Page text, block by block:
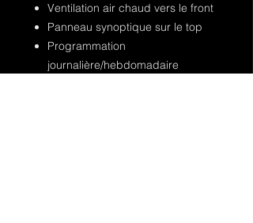
Ventilation air chaud vers le front
Panneau synoptique sur le top
Programmation
journalière/hebdomadaire